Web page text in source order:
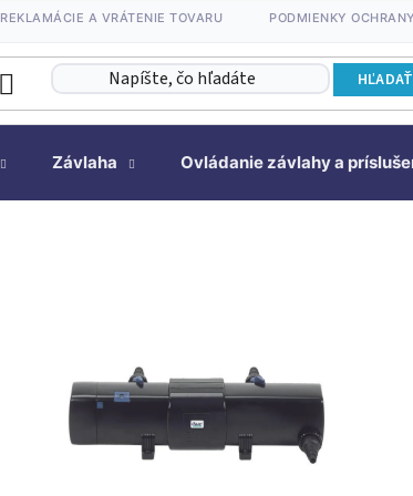
REKLAMÁCIE A VRÁTENIE TOVARU PODMIENKY
HĽADAŤ
Závlaha Ovládanie závlahy a